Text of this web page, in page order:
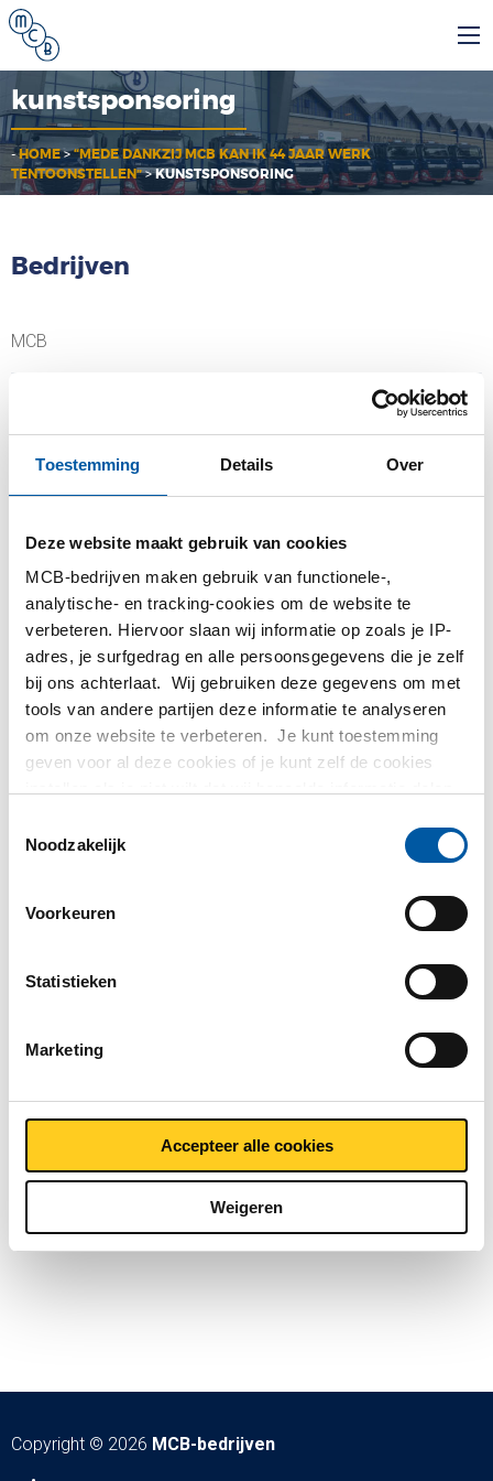
Toestemming Details Over
Deze website maakt gebruik van cookies
MCB-bedrijven maken gebruik van functionele-,
analytische- en tracking-cookies om de website te
verbeteren. Hiervoor slaan wij informatie op zoals je IP-
adres, je surfgedrag en alle persoonsgegevens die je zelf
bij ons achterlaat. Wij gebruiken deze gegevens om met
tools van andere partijen deze informatie te analyseren
om onze website te verbeteren. Je kunt toestemming
geven voor al deze cookies of je kunt zelf de cookies
partijen waarmee wij samenwerken vind je in ons
Noodzakelijk
Voorkeuren
Statistieken
Marketing
Accepteer alle cookies
Weigeren
kunstsponsoring
-HOME>“MEDE DANKZIJ MCB KAN IK 44 JAAR WERK
TENTOONSTELLEN”>KUNSTSPONSORING
Bedrijven
MCB
MCB Direct
Testas
Copyright © 2026 MCB-bedrijven